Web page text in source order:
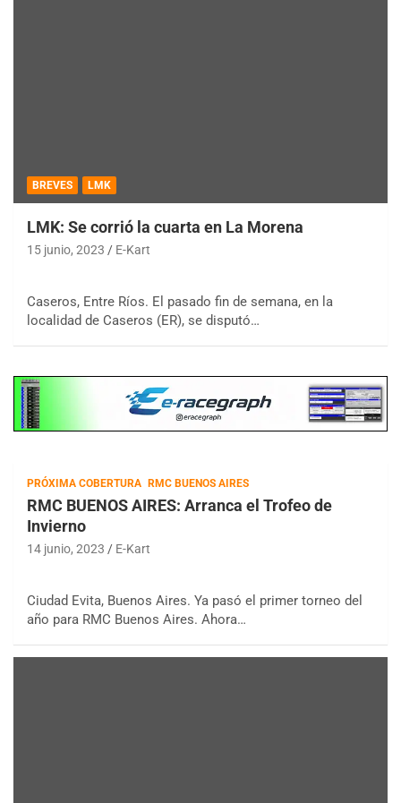
BREVES LMK
LMK: Se corrió la cuarta en La Morena
15 junio, 2023 E-Kart
Caseros, Entre Ríos. El pasado fin de semana, en la
localidad de Caseros (ER), se disputó…
PRÓXIMA COBERTURA RMC BUENOS AIRES
RMC BUENOS AIRES: Arranca el Trofeo de
Invierno
14 junio, 2023 E-Kart
Ciudad Evita, Buenos Aires. Ya pasó el primer torneo del
año para RMC Buenos Aires. Ahora…